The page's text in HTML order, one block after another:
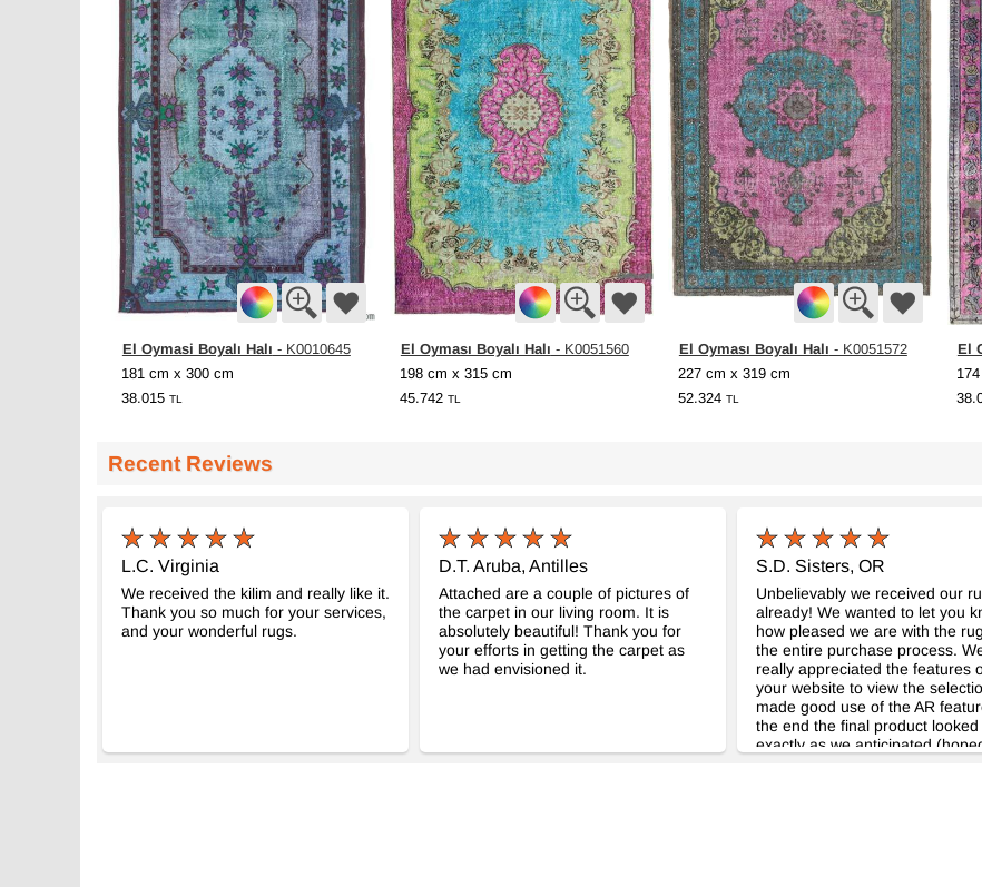
El Oymasi Boyalı Halı - K0010645
181 cm x 300 cm
38.015 TL
El Oyması Boyalı Halı - K0051560
198 cm x 315 cm
45.742 TL
El Oyması Boyalı Halı - K0051572
227 cm x 319 cm
52.324 TL
El
Recent Reviews
L.C. Virginia
We received the kilim and really like it.
Thank you so much for your services,
and your wonderful rugs.
D.T. Aruba, Antilles
Attached are a couple of pictures of
the carpet in our living room. It is
absolutely beautiful! Thank you for
your efforts in getting the carpet as
we had envisioned it.
S.D. Sisters, OR
Unbelievably we received our
already! We wanted to let you
how pleased we are with the
the entire purchase process.
really appreciated the features
your website to view the
made good use of the AR
the end the final product looked
exactly as we anticipated